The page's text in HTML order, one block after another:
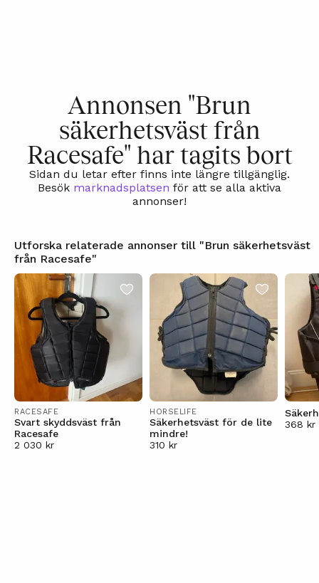
Annonsen "Brun
säkerhetsväst från
Racesafe" har tagits bort
Sidan du letar efter finns inte längre tillgänglig.
Besök marknadsplatsen för att se alla aktiva
annonser!
Utforska relaterade annonser till "Brun säkerhetsväst
från Racesafe"
RACESAFE
Svart skyddsväst från
Racesafe
2 030 kr
HORSELIFE
Säkerhetsväst för de lite
mindre!
310 kr
368 kr